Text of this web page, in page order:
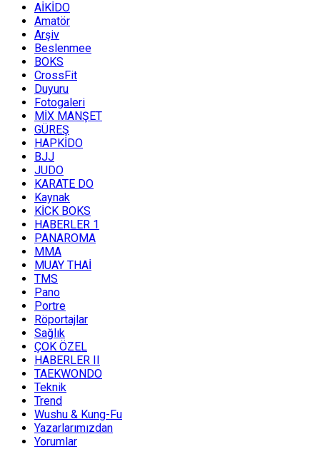
AİKİDO
Amatör
Arşiv
Beslenmee
BOKS
CrossFit
Duyuru
Fotogaleri
MİX MANŞET
GÜREŞ
HAPKİDO
BJJ
JUDO
KARATE DO
Kaynak
KİCK BOKS
HABERLER 1
PANAROMA
MMA
MUAY THAİ
TMS
Pano
Portre
Röportajlar
Sağlık
ÇOK ÖZEL
HABERLER II
TAEKWONDO
Teknik
Trend
Wushu & Kung-Fu
Yazarlarımızdan
Yorumlar